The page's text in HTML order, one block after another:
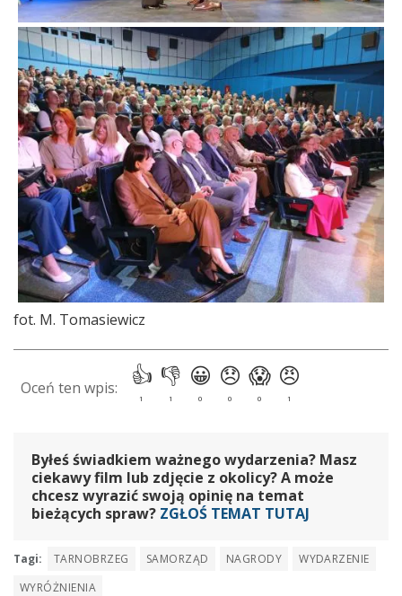
fot. M. Tomasiewicz
Byłeś świadkiem ważnego wydarzenia? Masz
ciekawy film lub zdjęcie z okolicy? A może
chcesz wyrazić swoją opinię na temat
bieżących spraw? ZGŁOŚ TEMAT TUTAJ
Tagi: TARNOBRZEG SAMORZĄD NAGRODY
WYDARZENIE
WYRÓŻNIENIA